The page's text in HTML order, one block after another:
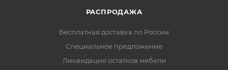
РАСПРОДАЖА
Бесплатная доставка по России
Специальное предложение
Ликвидация остатков мебели